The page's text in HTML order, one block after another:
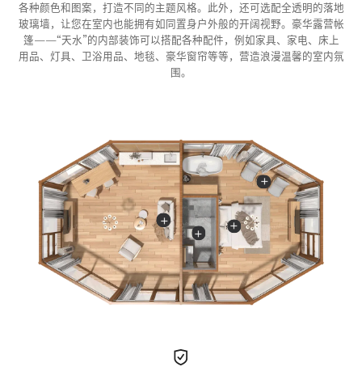
各种颜色和图案，打造不同的主题风格。此外，还可选配全透明的落地
玻璃墙，让您在室内也能拥有如同置身户外般的开阔视野。豪华露营帐
篷——“天水”的内部装饰可以搭配各种配件，例如家具、家电、床上
用品、灯具、卫浴用品、地毯、豪华窗帘等等，营造浪漫温馨的室内氛
围。